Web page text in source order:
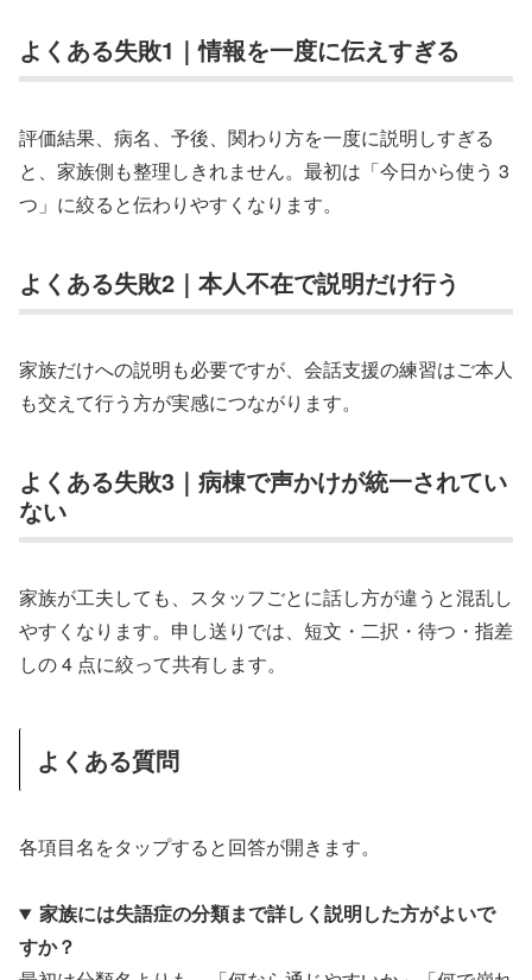
よくある失敗1｜情報を一度に伝えすぎる
評価結果、病名、予後、関わり方を一度に説明しすぎる
と、家族側も整理しきれません。最初は「今日から使う 3
つ」に絞ると伝わりやすくなります。
よくある失敗2｜本人不在で説明だけ行う
家族だけへの説明も必要ですが、会話支援の練習はご本人
も交えて行う方が実感につながります。
よくある失敗3｜病棟で声かけが統一されてい
ない
家族が工夫しても、スタッフごとに話し方が違うと混乱し
やすくなります。申し送りでは、短文・二択・待つ・指差
しの 4 点に絞って共有します。
よくある質問
各項目名をタップすると回答が開きます。
家族には失語症の分類まで詳しく説明した方がよいで
すか？